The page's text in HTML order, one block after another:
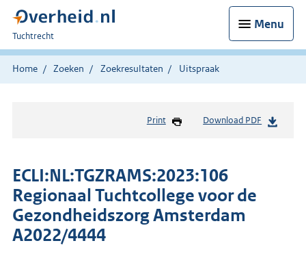
Menu
U
bent
hier:
Tuchtrecht
Home Zoeken Zoekresultaten Uitspraak
Print Download PDF
ECLI:NL:TGZRAMS:2023:106
Regionaal Tuchtcollege voor de
Gezondheidszorg Amsterdam
A2022/4444